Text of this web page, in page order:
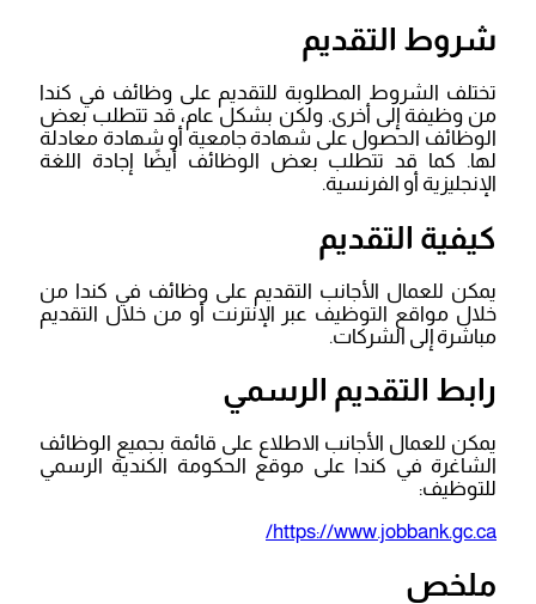
شروط التقديم
تختلف الشروط المطلوبة للتقديم على وظائف في كندا
من وظيفة إلى أخرى. ولكن بشكل عام، قد تتطلب بعض
الوظائف الحصول على شهادة جامعية أو شهادة معادلة
لها. كما قد تتطلب بعض الوظائف أيضًا إجادة اللغة
الإنجليزية أو الفرنسية.
كيفية التقديم
يمكن للعمال الأجانب التقديم على وظائف في كندا من
خلال مواقع التوظيف عبر الإنترنت أو من خلال التقديم
مباشرة إلى الشركات.
رابط التقديم الرسمي
يمكن للعمال الأجانب الاطلاع على قائمة بجميع الوظائف
الشاغرة في كندا على موقع الحكومة الكندية الرسمي
للتوظيف:
https://www.jobbank.gc.ca/
ملخص